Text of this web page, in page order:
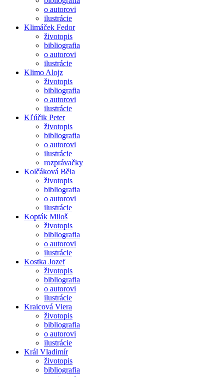
o autorovi
ilustrácie
Klimáček Fedor
životopis
bibliografia
o autorovi
ilustrácie
Klimo Alojz
životopis
bibliografia
o autorovi
ilustrácie
Kľúčik Peter
životopis
bibliografia
o autorovi
ilustrácie
rozprávačky
Kolčáková Běla
životopis
bibliografia
o autorovi
ilustrácie
Kopták Miloš
životopis
bibliografia
o autorovi
ilustrácie
Kostka Jozef
životopis
bibliografia
o autorovi
ilustrácie
Kraicová Viera
životopis
bibliografia
o autorovi
ilustrácie
Král Vladimír
životopis
bibliografia